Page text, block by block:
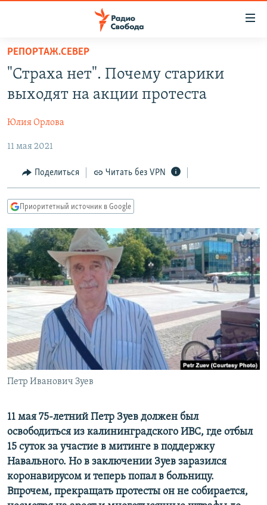
упрощенного
доступа
основному
Вернутся
главной
навигации
Вернутся
поиску
ПРОГРАММЫ
ПОДКАСТЫ
ЦИТАТЫ СВОБОДЫ
МНЕНИЯ
КУЛЬТУРА
IDEL.РЕАЛИИ
КАВКАЗ.РЕАЛИИ
СЕВЕР.РЕАЛИИ
СИБИРЬ.РЕАЛИИ
РАСПИСАНИЕ ВЕЩАНИЯ
ПОДПИШИТЕСЬ НА РАССЫЛКУ
СОЦИАЛЬНЫЕ СЕТИ
Все сайты РСЕ/РС
РЕПОРТАЖ.СЕВЕР
"Страха нет". Почему старики
выходят на акции протеста
Юлия Орлова
11 мая 2021
Поделиться Читать без VPN
Приоритетный источник в Google
Петр Иванович Зуев
11 мая 75-летний Петр Зуев должен был
освободиться из калининградского ИВС, где отбыл
15 суток за участие в митинге в поддержку
Навального. Но в заключении Зуев заразился
коронавирусом и теперь попалв больницу.
Впрочем, прекращать протесты он не собирается,